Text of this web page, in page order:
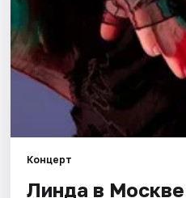
Города
Площадки
Артисты
Концерт
Линда в Москве